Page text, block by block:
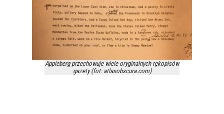
Appleberg przechowuje wiele oryginalnych rękopisów
gazety (fot: atlasobscura.com)